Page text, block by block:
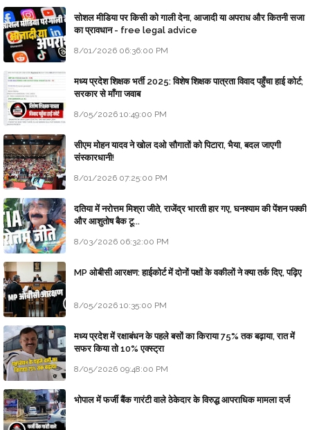
सोशल मीडिया पर किसी को गाली देना, आजादी या अपराध और कितनी सजा
का प्रावधान - free legal advice
8/01/2026 06:36:00 PM
मध्य प्रदेश शिक्षक भर्ती 2025: विशेष शिक्षक पात्रता विवाद पहुँचा हाई कोर्ट;
सरकार से माँगा जवाब
8/05/2026 10:49:00 PM
सीएम मोहन यादव ने खोल दओ सौगातों को पिटारा, भैया, बदल जाएगी
संस्कारधानी!
8/01/2026 07:25:00 PM
दतिया में नरोत्तम मिश्रा जीते, राजेंद्र भारती हार गए, घनश्याम की पेंशन पक्की
और आशुतोष बैक टू...
8/03/2026 06:32:00 PM
MP ओबीसी आरक्षण: हाईकोर्ट में दोनों पक्षों के वकीलों ने क्या तर्क दिए, पढ़िए
8/05/2026 10:35:00 PM
मध्य प्रदेश में रक्षाबंधन के पहले बसों का किराया 75% तक बढ़ाया, रात में
सफर किया तो 10% एक्स्ट्रा
8/05/2026 09:48:00 PM
भोपाल में फर्जी बैंक गारंटी वाले ठेकेदार के विरुद्ध आपराधिक मामला दर्ज